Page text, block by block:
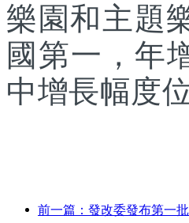
樂園和主題
國第一，年
中增長幅度